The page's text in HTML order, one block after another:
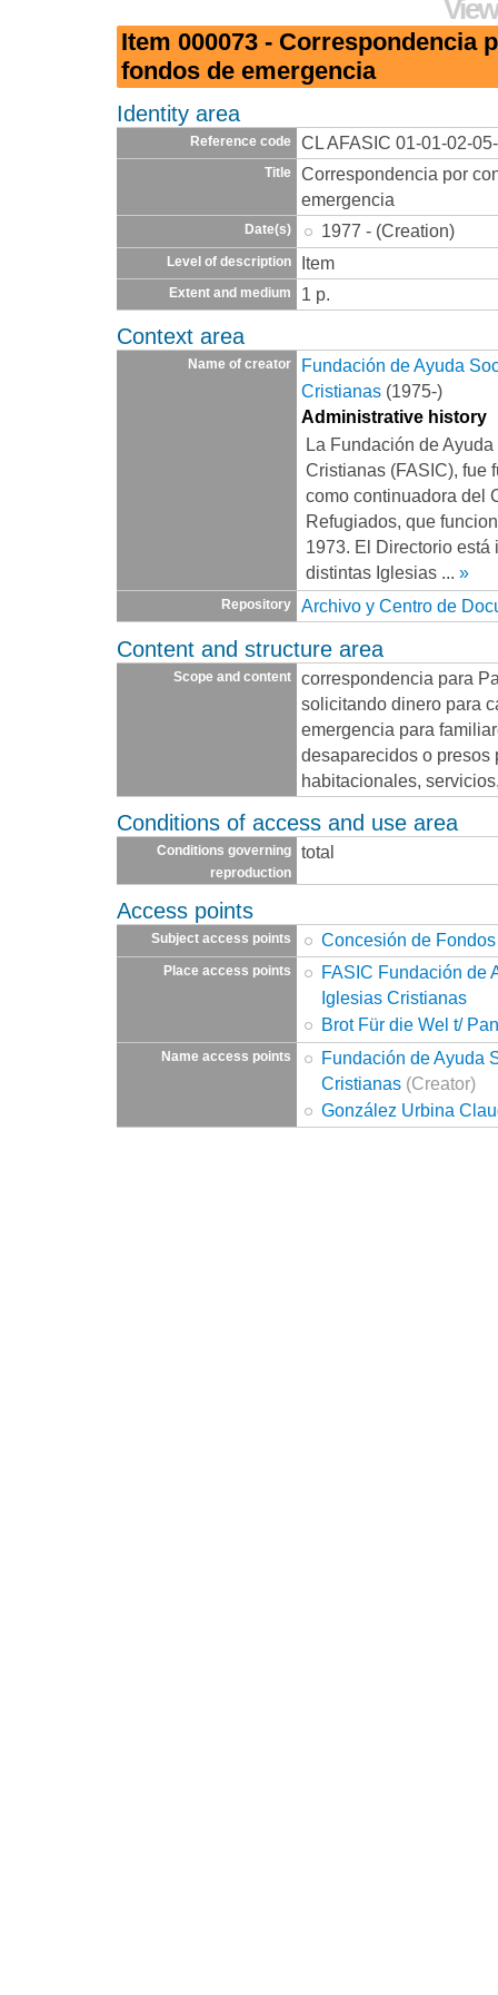
Item 000073 - Correspondencia
fondos de emergencia
Identity area
Reference code CL AFASIC 01-01-02-
Title
Correspondencia por
emergencia
Date(s) 1977 - (Creation)
Level of description Item
Extent and medium 1 p.
Context area
Name of creator
Fundación de Ayuda
Cristianas (1975-)
Administrative history
La Fundación de
Cristianas (FASIC), fue
como continuadora del
Refugiados, que
1973. El Directorio está
distintas Iglesias ... »
Repository Archivo y Centro de
Content and structure area
Scope and content
correspondencia para
solicitando dinero para
emergencia para
desaparecidos o presos
habitacionales,
Conditions of access and use area
Conditions governing
reproduction
total
Access points
Subject access points Concesión de Fondos
Place access points
FASIC Fundación de
Iglesias Cristianas
Brot Für die Wel t/
Name access points
Fundación de Ayuda
Cristianas (Creator)
González Urbina